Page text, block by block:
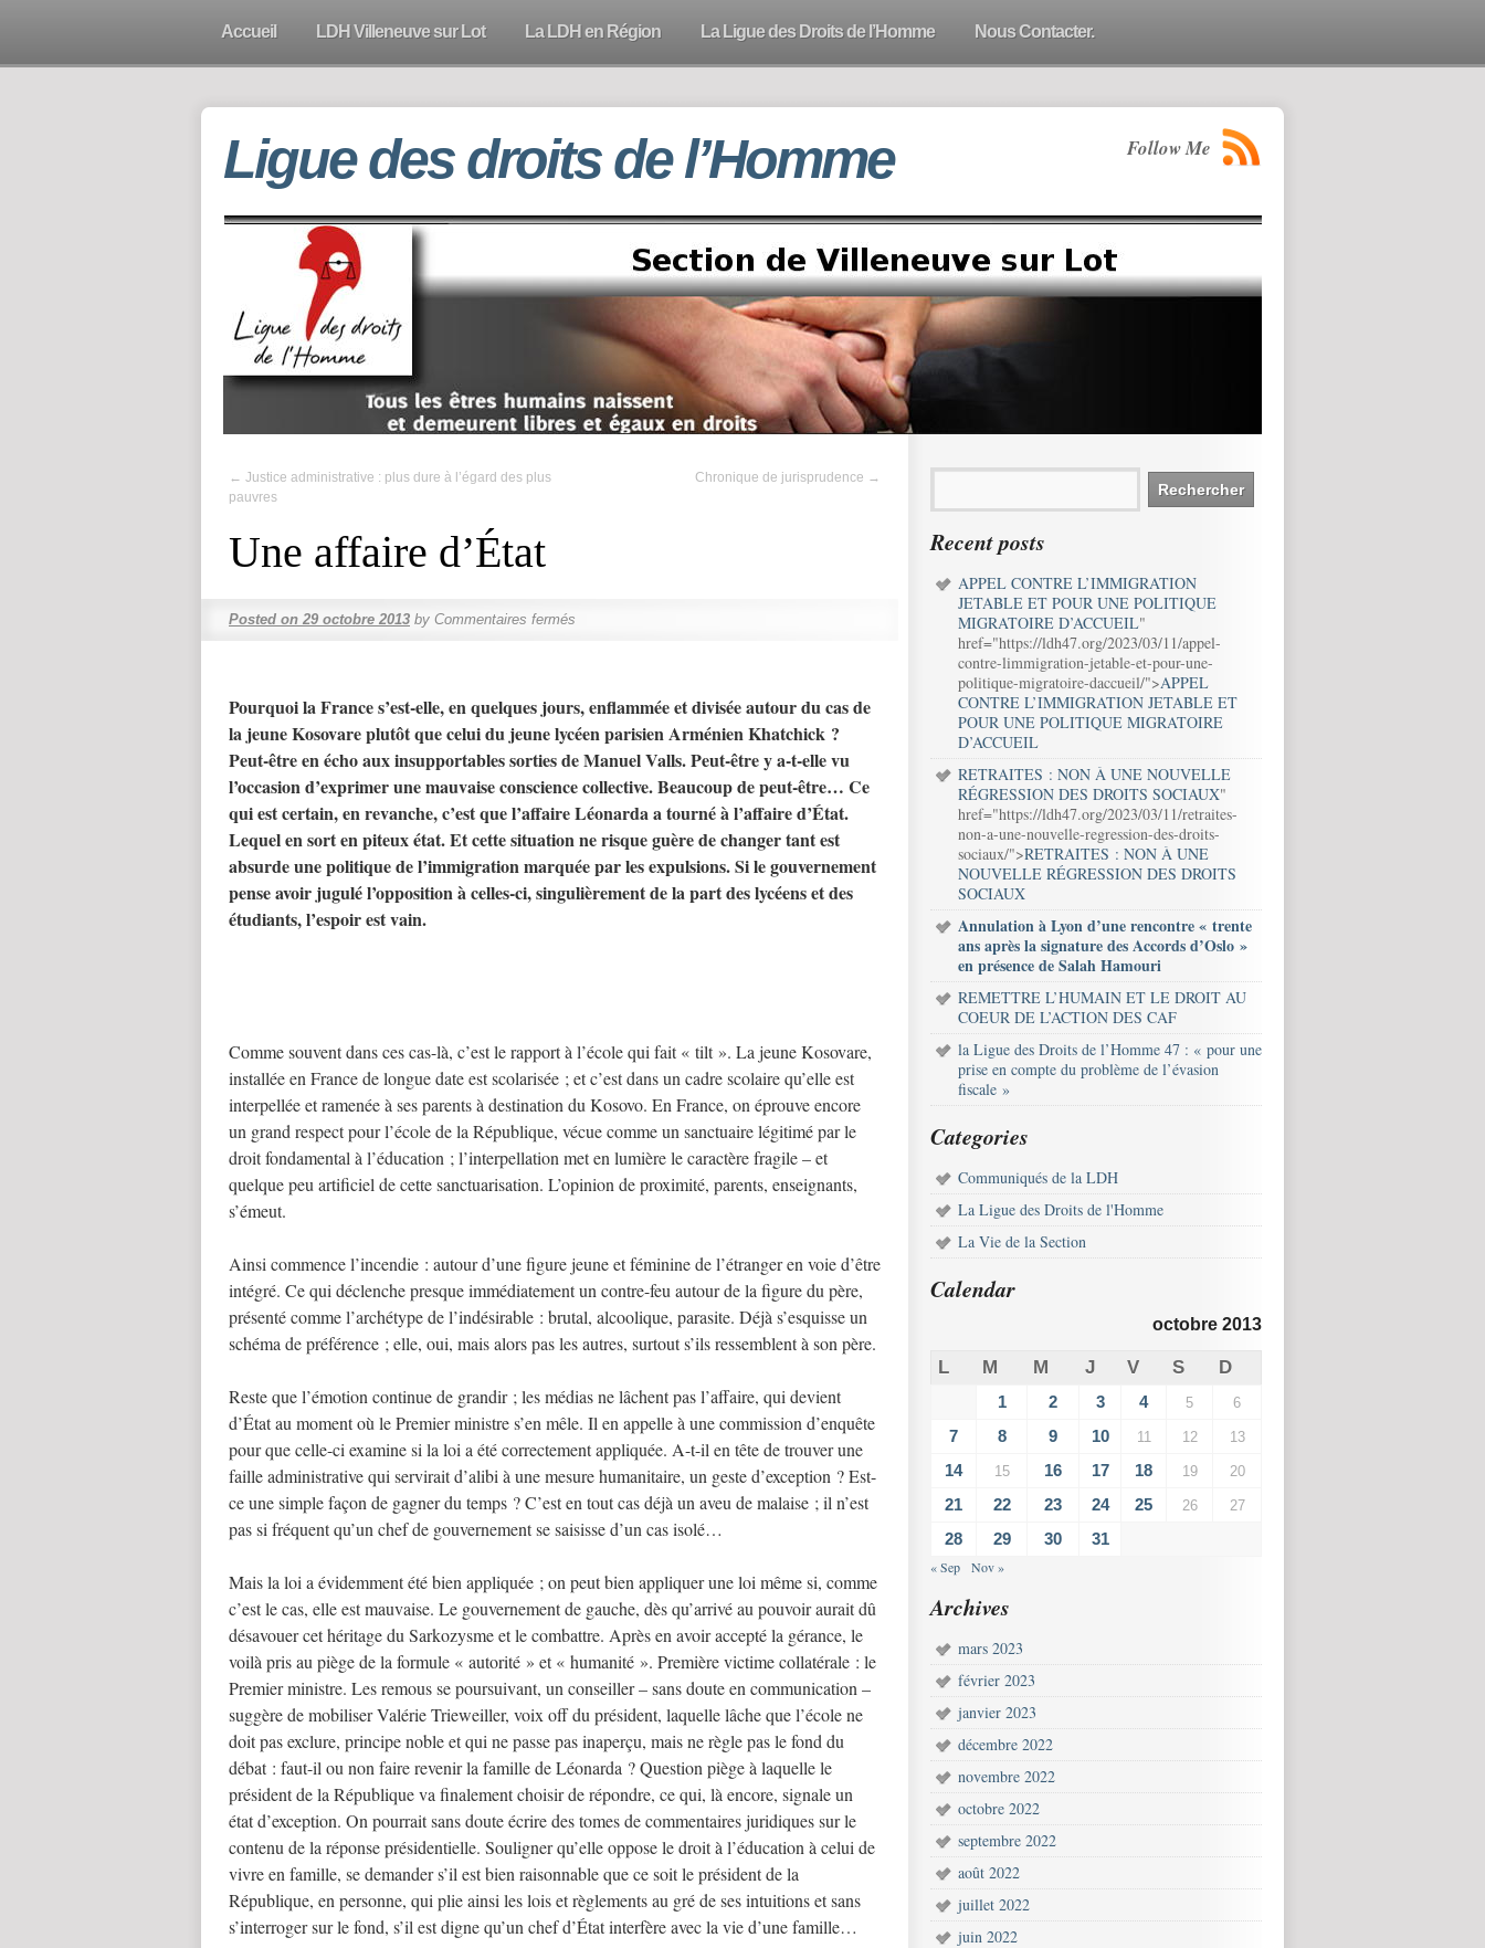
Accueil LDH Villeneuve sur Lot La LDH en Région La Ligue des Droits de l’Homme Nous Contacter.
Ligue des droits de l’Homme Follow Me
← Justice administrative : plus dure à l’égard des plus
pauvres
Chronique de jurisprudence →
Une affaire d’État
Posted on 29 octobre 2013 by Commentaires fermés
Pourquoi la France s’est-elle, en quelques jours, enflammée et divisée autour du cas de
la jeune Kosovare plutôt que celui du jeune lycéen parisien Arménien Khatchick ?
Peut-être en écho aux insupportables sorties de Manuel Valls. Peut-être y a-t-elle vu
l’occasion d’exprimer une mauvaise conscience collective. Beaucoup de peut-être… Ce
qui est certain, en revanche, c’est que l’affaire Léonarda a tourné à l’affaire d’État.
Lequel en sort en piteux état. Et cette situation ne risque guère de changer tant est
absurde une politique de l’immigration marquée par les expulsions. Si le gouvernement
pense avoir jugulé l’opposition à celles-ci, singulièrement de la part des lycéens et des
étudiants, l’espoir est vain.
Comme souvent dans ces cas-là, c’est le rapport à l’école qui fait « tilt ». La jeune Kosovare,
installée en France de longue date est scolarisée ; et c’est dans un cadre scolaire qu’elle est
interpellée et ramenée à ses parents à destination du Kosovo. En France, on éprouve encore
un grand respect pour l’école de la République, vécue comme un sanctuaire légitimé par le
droit fondamental à l’éducation ; l’interpellation met en lumière le caractère fragile – et
quelque peu artificiel de cette sanctuarisation. L’opinion de proximité, parents, enseignants,
s’émeut.
Ainsi commence l’incendie : autour d’une figure jeune et féminine de l’étranger en voie d’être
intégré. Ce qui déclenche presque immédiatement un contre-feu autour de la figure du père,
présenté comme l’archétype de l’indésirable : brutal, alcoolique, parasite. Déjà s’esquisse un
schéma de préférence ; elle, oui, mais alors pas les autres, surtout s’ils ressemblent à son père.
Reste que l’émotion continue de grandir ; les médias ne lâchent pas l’affaire, qui devient
d’État au moment où le Premier ministre s’en mêle. Il en appelle à une commission d’enquête
pour que celle-ci examine si la loi a été correctement appliquée. A-t-il en tête de trouver une
faille administrative qui servirait d’alibi à une mesure humanitaire, un geste d’exception ? Est-
ce une simple façon de gagner du temps ? C’est en tout cas déjà un aveu de malaise ; il n’est
pas si fréquent qu’un chef de gouvernement se saisisse d’un cas isolé…
Mais la loi a évidemment été bien appliquée ; on peut bien appliquer une loi même si, comme
c’est le cas, elle est mauvaise. Le gouvernement de gauche, dès qu’arrivé au pouvoir aurait dû
désavouer cet héritage du Sarkozysme et le combattre. Après en avoir accepté la gérance, le
voilà pris au piège de la formule « autorité » et « humanité ». Première victime collatérale : le
Premier ministre. Les remous se poursuivant, un conseiller – sans doute en communication –
suggère de mobiliser Valérie Trieweiller, voix off du président, laquelle lâche que l’école ne
doit pas exclure, principe noble et qui ne passe pas inaperçu, mais ne règle pas le fond du
débat : faut-il ou non faire revenir la famille de Léonarda ? Question piège à laquelle le
président de la République va finalement choisir de répondre, ce qui, là encore, signale un
état d’exception. On pourrait sans doute écrire des tomes de commentaires juridiques sur le
contenu de la réponse présidentielle. Souligner qu’elle oppose le droit à l’éducation à celui de
vivre en famille, se demander s’il est bien raisonnable que ce soit le président de la
République, en personne, qui plie ainsi les lois et règlements au gré de ses intuitions et sans
s’interroger sur le fond, s’il est digne qu’un chef d’État interfère avec la vie d’une famille…
Recent posts
APPEL CONTRE L’IMMIGRATION
JETABLE ET POUR UNE POLITIQUE
MIGRATOIRE D’ACCUEIL"
href="https://ldh47.org/2023/03/11/appel-
contre-limmigration-jetable-et-pour-une-
politique-migratoire-daccueil/">APPEL
CONTRE L’IMMIGRATION JETABLE ET
POUR UNE POLITIQUE MIGRATOIRE
D’ACCUEIL
RETRAITES : NON À UNE NOUVELLE
RÉGRESSION DES DROITS SOCIAUX"
href="https://ldh47.org/2023/03/11/retraites-
non-a-une-nouvelle-regression-des-droits-
sociaux/">RETRAITES : NON À UNE
NOUVELLE RÉGRESSION DES DROITS
SOCIAUX
Annulation à Lyon d’une rencontre « trente
ans après la signature des Accords d’Oslo »
en présence de Salah Hamouri
REMETTRE L’HUMAIN ET LE DROIT AU
COEUR DE L’ACTION DES CAF
la Ligue des Droits de l’Homme 47 : « pour une
prise en compte du problème de l’évasion
fiscale »
Categories
Communiqués de la LDH
La Ligue des Droits de l'Homme
La Vie de la Section
Calendar
octobre 2013
L M M J V S D
1 2 3 4 5 6
7 8 9 10 11 12 13
14 15 16 17 18 19 20
21 22 23 24 25 26 27
28 29 30 31
« Sep Nov »
Archives
mars 2023
février 2023
janvier 2023
décembre 2022
novembre 2022
octobre 2022
septembre 2022
août 2022
juillet 2022
juin 2022